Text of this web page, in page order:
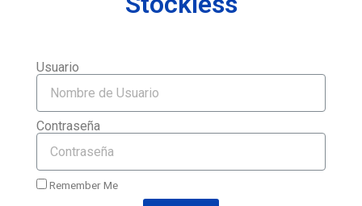
Usuario
Contraseña
Remember Me